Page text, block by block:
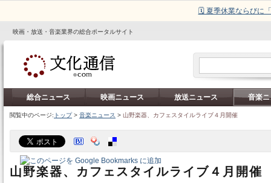
🗓️ 夏季休業ならびに
映画・放送・音楽業界の総合ポータルサイト
総合ニュース 映画ニュース 放送ニュース 音楽
閲覧中のページ: トップ> 音楽ニュース > 山野楽器、カフェスタイルライブ４月開催
山野楽器、カフェスタイルライブ４月開催